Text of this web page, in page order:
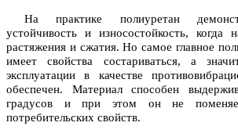
На практике полиуретан
устойчивость и износостойкость, когда
растяжения и сжатия. Но самое главное
имеет свойства состариваться, а
эксплуатации в качестве
обеспечен. Материал способен
градусов и при этом он не
потребительских свойств.